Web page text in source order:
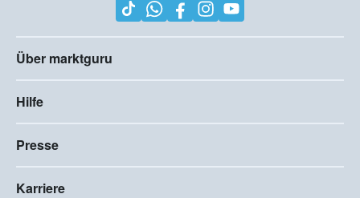
Über marktguru
Hilfe
Presse
Karriere